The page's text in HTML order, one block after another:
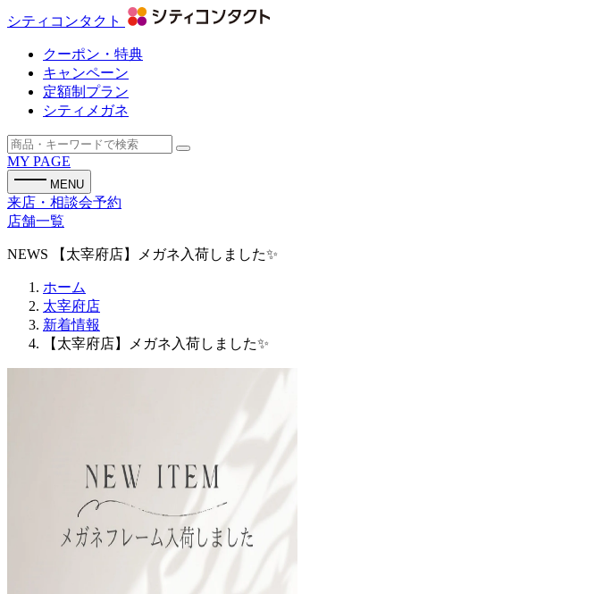
シティコンタクト
クーポン・特典
キャンペーン
定額制プラン
シティメガネ
MY PAGE
MENU
来店・相談会予約
店舗一覧
NEWS 【太宰府店】メガネ入荷しました✨
ホーム
太宰府店
新着情報
【太宰府店】メガネ入荷しました✨